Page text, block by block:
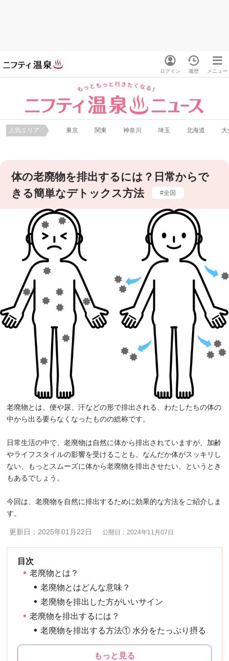
ログイン 履歴 メニュー
人気エリア 東京 関東 神奈川 埼玉 北海道 大
体の老廃物を排出するには？日常からで
きる簡単なデトックス方法
全国
老廃物とは、便や尿、汗などの形で排出される、わたしたちの体の
中から出る要らなくなったものの総称です。
日常生活の中で、老廃物は自然に体から排出されていますが、加齢
やライフスタイルの影響を受けることも。なんだか体がスッキリし
ない、もっとスムーズに体から老廃物を排出させたい、というとき
もあるでしょう。
今回は、老廃物を自然に排出するために効果的な方法をご紹介しま
す。
更新日：2025年01月22日 公開日：2024年11月07日
老廃物とは？
老廃物とはどんな意味？
老廃物を排出した方がいいサイン
老廃物を排出するには？
老廃物を排出する方法① 水分をたっぷり摂る
もっと見る